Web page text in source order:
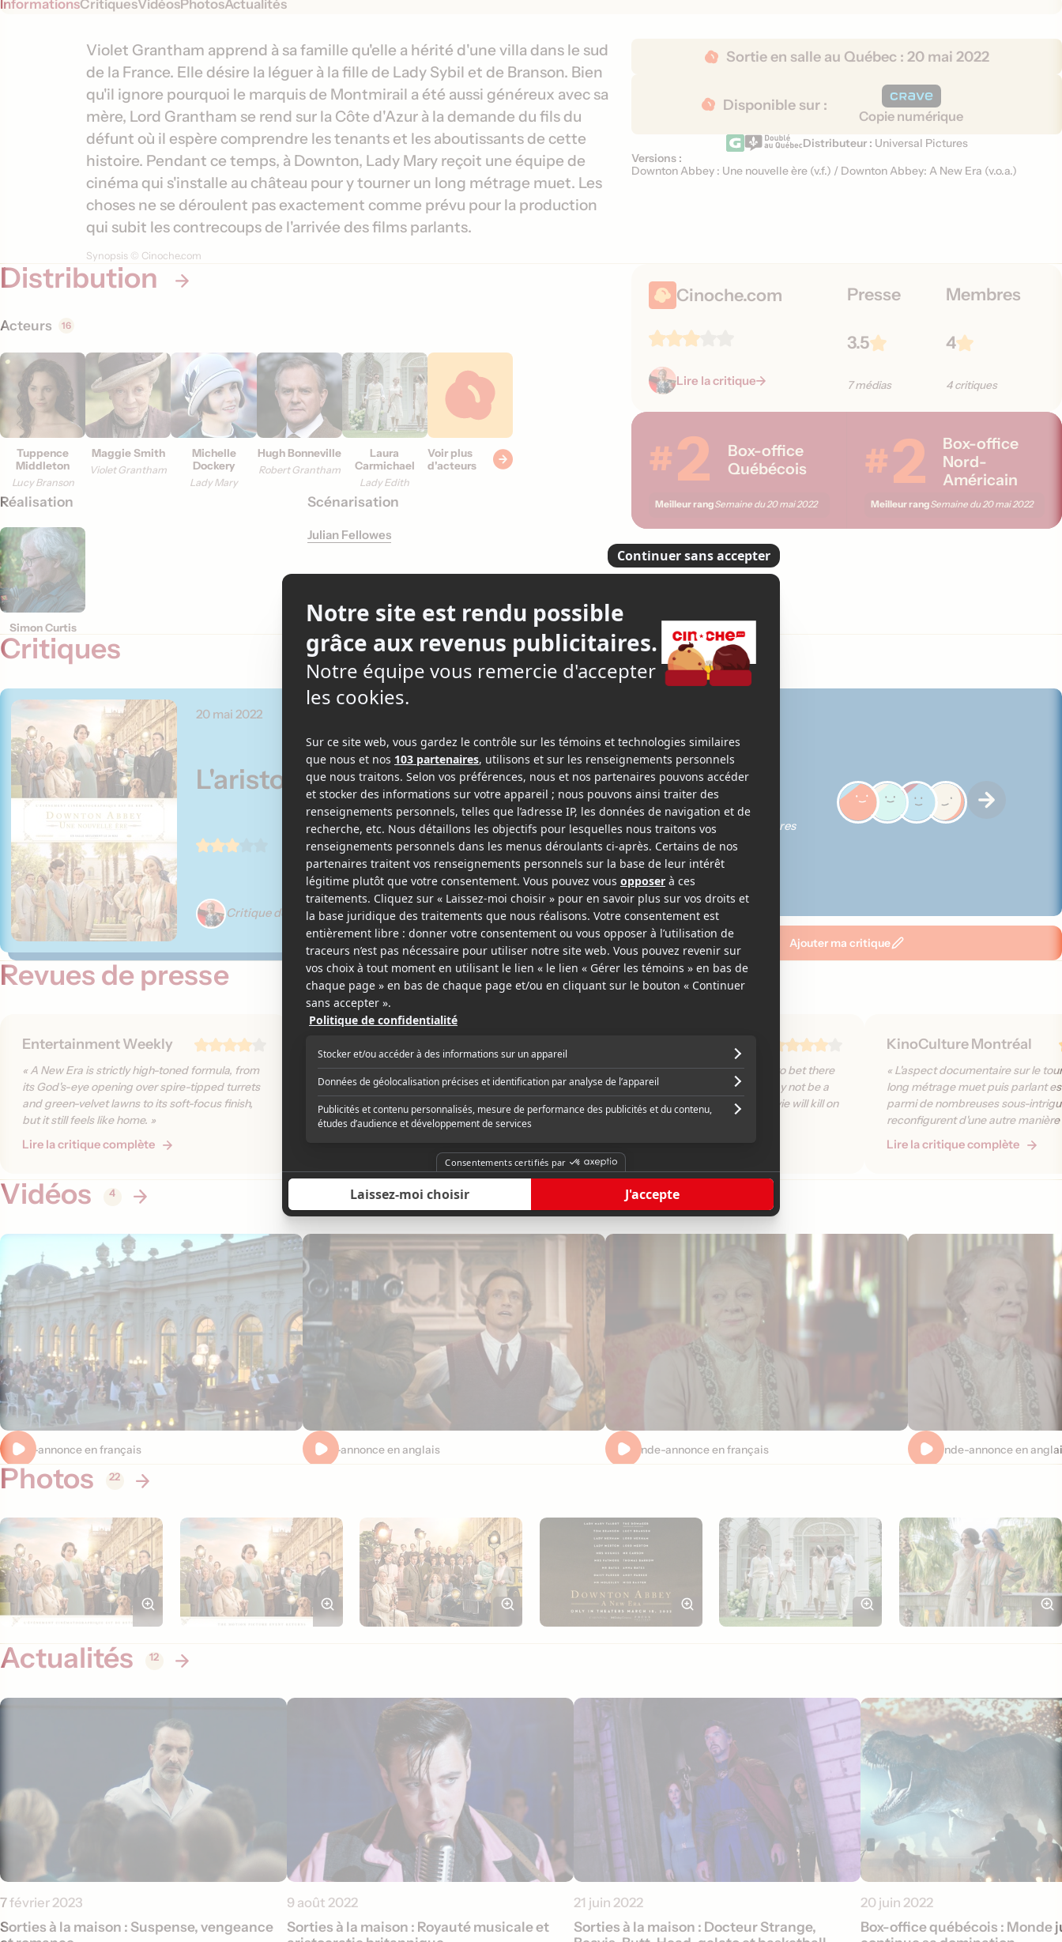
InformationsCritiquesVidéosPhotosActualités
o
s
S
y
o
p
s
s
Violet Grantham apprend à sa famille qu'elle a hérité d'une villa dans le sud
de la France. Elle désire la léguer à la fille de Lady Sybil et de Branson. Bien
qu'il ignore pourquoi le marquis de Montmirail a été aussi généreux avec sa
mère, Lord Grantham se rend sur la Côte d'Azur à la demande du fils du
défunt où il espère comprendre les tenants et les aboutissants de cette
histoire. Pendant ce temps, à Downton, Lady Mary reçoit une équipe de
cinéma qui s'installe au château pour y tourner un long métrage muet. Les
choses ne se déroulent pas exactement comme prévu pour la production
qui subit les contrecoups de l'arrivée des films parlants.
Synopsis © Cinoche.com
s
Sortie en salle au Québec : 20 mai 2022
Disponible sur :
Copie numérique
Distributeur : Universal Pictures
V
e
Versions :
Downton Abbey : Une nouvelle ère (v.f.) / Downton Abbey: A New Era (v.o.a.)
Distribution
Acteurs 16
Tuppence
Middleton
Lucy Branson
Maggie Smith
Violet Grantham
Michelle
Dockery
Lady Mary
Hugh Bonneville
Robert Grantham
Laura
Carmichael
Lady Edith
Voir plus
d'acteurs
Réalisation
Simon Curtis
Scénarisation
Julian Fellowes
Cinoche.com
Lire la critique
Presse
3.5
7 médias
Membres
4
4 critiques
#2
Box-office
Québécois
Meilleur rangSemaine du20 mai 2022
#2
Box-office
Nord-
Américain
Meilleur rangSemaine du20 mai 2022
Critiques
20 mai 2022
L'aristocratie en vacances
Critique de Élizabeth Lepage-Boily
4
4 critiques des membres
Ajouter ma critique
Revues de presse
Entertainment Weekly
« A New Era is strictly high-toned formula, from
its God's-eye opening over spire-tipped turrets
and green-velvet lawns to its soft-focus finish,
but it still feels like home. »
Lire la critique complète
« Half the cast head to France, while the rest
host Hollywood guests in this crowd-pleasing
reunion, centering Mary as the family's new
matriarch. »
« It's strictly for fans, but I'm willing to bet there
are still a lot of those out there. It may not be a
massive hit theatrically, but this movie will kill on
KinoCulture Montréal
« L'aspect documentaire sur le
long métrage muet puis parlant
parmi de nombreuses sous-
reconfigurent d'une autre manière
plusieurs de ces personnages
appris à connaître au fil des ans. »
Lire la critique complète
Vidéos 4
Bande-annonce en français Bande-annonce en anglais Pré-Bande-annonce en français Pré-bande-annonce en
Photos 22
Actualités 12
7 février 2023
Sorties à la maison : Suspense, vengeance
9 août 2022
Sorties à la maison : Royauté musicale et
21 juin 2022
Sorties à la maison : Docteur Strange,
20 juin 2022
Box-office québécois : Monde